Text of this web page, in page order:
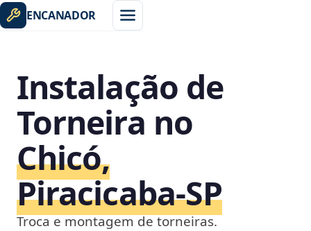
ENCANADOR
Instalação de
Torneira no
Chicó,
Piracicaba‑SP
Troca e montagem de torneiras.